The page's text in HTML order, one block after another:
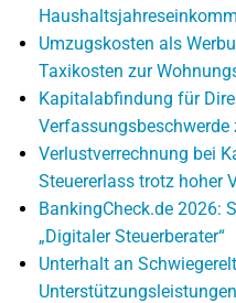
Umzugskosten als
Taxikosten zur
Kapitalabfindung für
Verlustverrechnung bei
Steuererlass trotz hoher
BankingCheck.de 2026:
„Digitaler Steuerberater“
Unterhalt an